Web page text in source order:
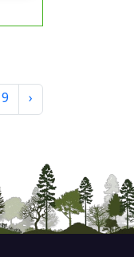
9 ›